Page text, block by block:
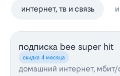
интернет, тв и связь
подписка bee super hit
скидка 4 месяца
домашний интернет, мбит/